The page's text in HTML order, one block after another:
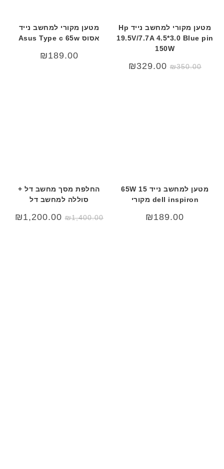
מטען מקורי למחשב נייד Hp
19.5V/7.7A 4.5*3.0 Blue pin
150W
₪350.00
המחיר
המקורי
₪329.00
מטען מקורי למחשב נייד
אסוס Asus Type c 65w
₪189.00
מטען למחשב נייד 15 65W
dell inspiron מקורי
₪189.00
החלפת מסך מחשב דל +
סוללה למחשב דל
₪1,400.00
המחיר
המקורי
₪1,200.00